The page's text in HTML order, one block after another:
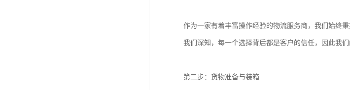
作为一家有着丰富操作经验的物流服务商，我们始终
我们深知，每一个选择背后都是客户的信任，因此我
第二步：货物准备与装箱